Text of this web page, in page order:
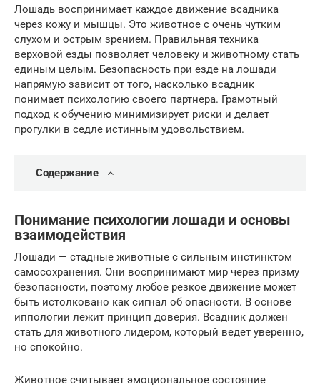
Лошадь воспринимает каждое движение всадника
через кожу и мышцы. Это животное с очень чутким
слухом и острым зрением. Правильная техника
верховой езды позволяет человеку и животному стать
единым целым. Безопасность при езде на лошади
напрямую зависит от того, насколько всадник
понимает психологию своего партнера. Грамотный
подход к обучению минимизирует риски и делает
прогулки в седле истинным удовольствием.
Содержание
Понимание психологии лошади и основы
взаимодействия
Лошади — стадные животные с сильным инстинктом
самосохранения. Они воспринимают мир через призму
безопасности, поэтому любое резкое движение может
быть истолковано как сигнал об опасности. В основе
иппологии лежит принцип доверия. Всадник должен
стать для животного лидером, который ведет уверенно,
но спокойно.
Животное считывает эмоциональное состояние